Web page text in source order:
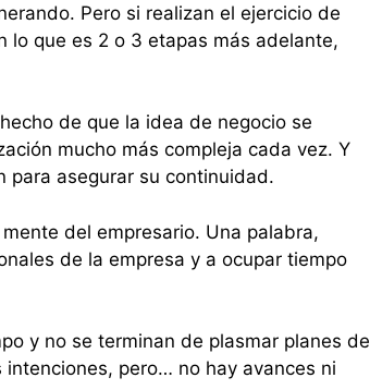
Pero si realizan el ejercicio de
lo que es 2 o 3 etapas más adelante,
de que la idea de negocio se
mucho más compleja cada vez. Y
para asegurar su continuidad.
del empresario. Una palabra,
de la empresa y a ocupar tiempo
y no se terminan de plasmar planes de
pero… no hay avances ni